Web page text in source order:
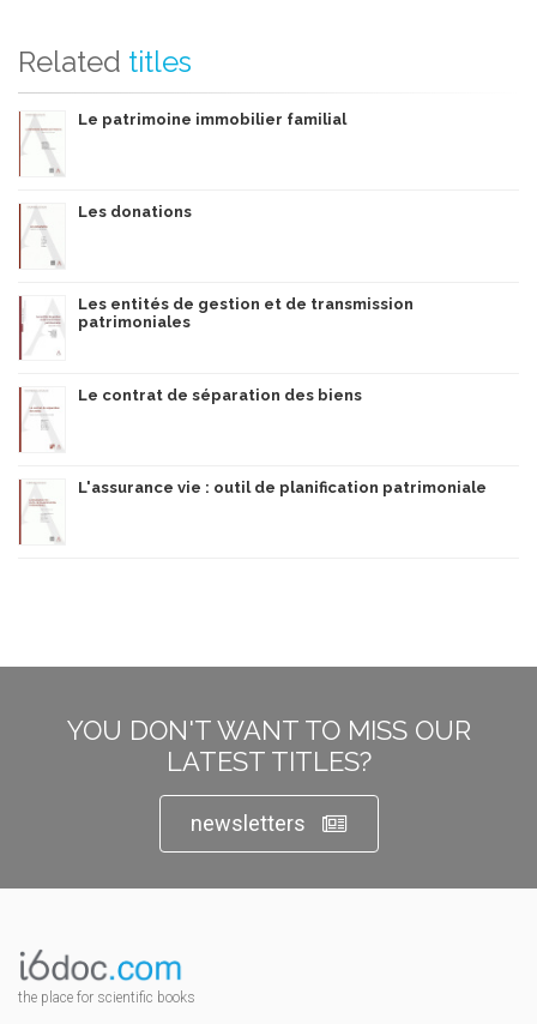
Related titles
Le patrimoine immobilier familial
Les donations
Les entités de gestion et de transmission
patrimoniales
Le contrat de séparation des biens
L'assurance vie : outil de planification patrimoniale
YOU DON'T WANT TO MISS OUR
LATEST TITLES?
newsletters
the place for scientific books